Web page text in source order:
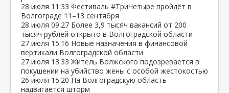
28 июля 11:33 Фестиваль #ТриЧетыре пройдёт в
Волгограде 11–13 сентября
28 июля 09:27 Более 3,9 тысяч вакансий от 200
тысяч рублей открыто в Волгоградской области
27 июля 15:16 Новые назначения в финансовой
вертикали Волгоградской области
27 июля 13:33 Житель Волжского подозревается в
покушении на убийство жены с особой жестокостью
26 июля 15:20 На Волгоградскую область
надвигается шторм